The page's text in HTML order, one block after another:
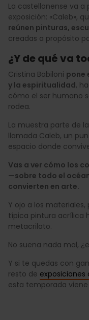
La castellonense va a
exposición: «Caleb»,
reúnen pinturas,
creadas a propósito
¿Y de qué va
Cristina Babiloni pone
y la espiritualidad,
cómo el ser humano
rodea.
La muestra parte de
llamada Caleb, un
espacio donde
Vas a ver cómo los
—sobre todo el
convierten en arte.
Y ojo a los
típica pintura acrílica
metacrilato.
No suena nada mal,
Y si te quedas con
resto de exposiciones
esta temporada